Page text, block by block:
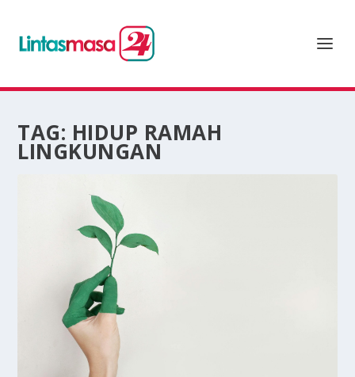
TAG: HIDUP RAMAH
LINGKUNGAN